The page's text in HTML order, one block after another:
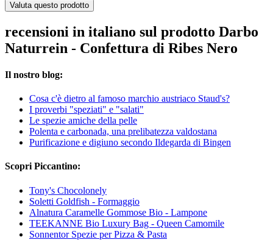
Valuta questo prodotto
recensioni in italiano sul prodotto Darbo
Naturrein - Confettura di Ribes Nero
Il nostro blog:
Cosa c'è dietro al famoso marchio austriaco Staud's?
I proverbi "speziati" e "salati"
Le spezie amiche della pelle
Polenta e carbonada, una prelibatezza valdostana
Purificazione e digiuno secondo Ildegarda di Bingen
Scopri Piccantino:
Tony's Chocolonely
Soletti Goldfish - Formaggio
Alnatura Caramelle Gommose Bio - Lampone
TEEKANNE Bio Luxury Bag - Queen Camomile
Sonnentor Spezie per Pizza & Pasta